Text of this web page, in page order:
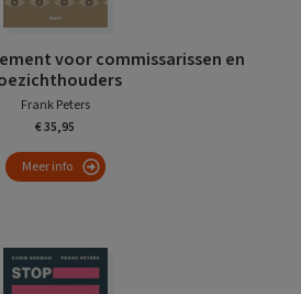
voor commissarissen en
Frank Peters
€ 35,95
Meer info